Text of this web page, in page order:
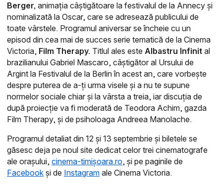
Berger, animația câștigătoare la festivalul de la Annecy și
nominalizată la Oscar, care se adresează publicului de
toate vârstele. Programul aniversar se încheie cu un
episod din cea mai de succes serie tematică de la Cinema
Victoria, Film Therapy. Titlul ales este Albastru Infinit al
brazilianului Gabriel Mascaro, câștigător al Ursului de
Argint la Festivalul de la Berlin în acest an, care vorbește
despre puterea de a-ți urma visele și a nu te supune
normelor sociale chiar și la vârsta a treia, iar discuția de
după proiecție va fi moderată de Teodora Achim, gazda
Film Therapy, și de psiholoaga Andreea Manolache.
Programul detaliat din 12 și 13 septembrie și biletele se
găsesc deja pe noul site dedicat celor trei cinematografe
ale orașului, cinema-timișoara.ro, și pe paginile de
Facebook și de Instagram ale Cinema Victoria.